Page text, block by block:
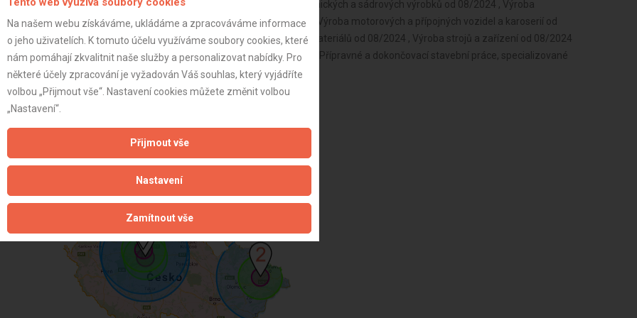
08/2024 , Výroba stavebních hmot, porcelánových, keramických a sádrových výrobků od 08/2024 , Výroba
kovových konstrukcí a kovodělných výrobků od 08/2024 , Výroba motorových a přípojných vozidel a karoserií od
08/2024 , Povrchové úpravy a svařování kovů a dalších materiálů od 08/2024 , Výroba strojů a zařízení od 08/2024
, Nakládání s odpady (vyjma nebezpečných) od 08/2024 , Přípravné a dokončovací stavební práce, specializované
stavební činnosti od 08/2024
OSVČ
28.1.2025
Na našem webu získáváme, ukládáme a zpracováváme informace
o jeho uživatelích. K tomuto účelu využíváme soubory cookies, které
nám pomáhají zkvalitnit naše služby a personalizovat nabídky. Pro
některé účely zpracování je vyžadován Váš souhlas, který vyjádříte
volbou „Přijmout vše“. Nastavení cookies můžete změnit volbou
„Nastavení“.
Přijmout vše
Nastavení
Zamítnout vše